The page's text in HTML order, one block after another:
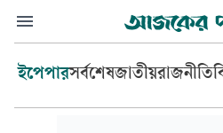
ইপেপারসর্বশেষজাতীয়রাজনীতি